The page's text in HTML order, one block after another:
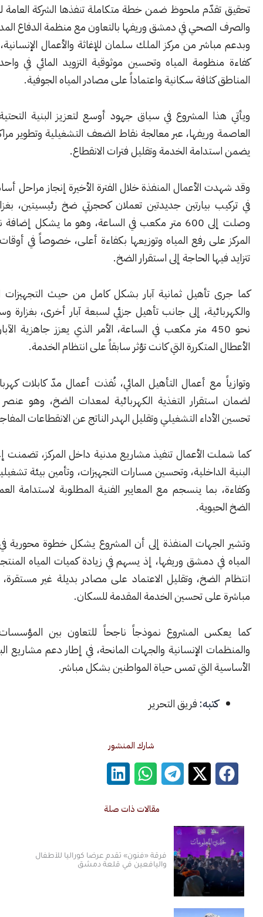
ملحوظ ضمن خطة متكاملة تنفذها الشركة العامة لمياه الشرب
في دمشق وريفها بالتعاون مع منظمة الدفاع المدني السوري،
من مركز الملك سلمان للإغاثة والأعمال الإنسانية، بهدف رفع
المياه وتحسين موثوقية التزويد المائي في واحدة من أكثر
سكانية واعتماداً على مصادر المياه الجوفية.
المشروع في سياق جهود أوسع لتعزيز البنية التحتية المائية في
وريفها، عبر معالجة نقاط الضعف التشغيلية وتطوير مراكز الضخ بما
الخدمة وتقليل فترات الانقطاع.
الأعمال المنفذة خلال الفترة الأخيرة إنجاز مراحل أساسية تمثلت
بيارتين جديدتين تعملان كحجرتي ضخ رئيسيتين، بغزارة إجمالية
وصلت إلى 600 متر مكعب في الساعة، وهو ما يشكل إضافة نوعية لقدرة
رفع المياه وتوزيعها بكفاءة أعلى، خصوصاً في أوقات الذروة التي
الحاجة إلى استقرار الضخ.
تأهيل ثمانية آبار بشكل كامل من حيث التجهيزات الميكانيكية
إلى جانب تأهيل جزئي لسبعة آبار أخرى، بغزارة وسطية بلغت
نحو 450 متر مكعب في الساعة، الأمر الذي يعزز جاهزية الآبار ويحد من
التي كانت تؤثر سابقاً على انتظام الخدمة.
مع أعمال التأهيل المائي، نُفذت أعمال مدّ كابلات كهربائية جديدة
التغذية الكهربائية لمعدات الضخ، وهو عنصر أساسي في
التشغيلي وتقليل الهدر الناتج عن الانقطاعات المفاجئة.
الأعمال تنفيذ مشاريع مدنية داخل المركز، تضمنت إعادة تنظيم
وتحسين مسارات التجهيزات، وتأمين بيئة تشغيلية أكثر أماناً
بما ينسجم مع المعايير الفنية المطلوبة لاستدامة العمل في مراكز
المنفذة إلى أن المشروع يشكل خطوة محورية في تعزيز أمن
دمشق وريفها، إذ يسهم في زيادة كميات المياه المنتجة، وتحسين
وتقليل الاعتماد على مصادر بديلة غير مستقرة، ما ينعكس
تحسين الخدمة المقدمة للسكان.
المشروع نموذجاً ناجحاً للتعاون بين المؤسسات الحكومية
الإنسانية والجهات المانحة، في إطار دعم مشاريع البنية التحتية
التي تمس حياة المواطنين بشكل مباشر.
فريق التحرير
شارك المنشور
مقالات ذات صلة
فرقة «فنون» تقدم عرضاً كورالياً للأطفال
واليافعين في قلعة دمشق